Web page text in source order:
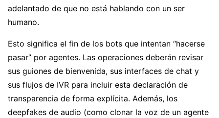
adelantado de que no está hablando con un ser
humano.
Esto significa el fin de los bots que intentan “hacerse
pasar” por agentes. Las operaciones deberán revisar
sus guiones de bienvenida, sus interfaces de chat y
sus flujos de IVR para incluir esta declaración de
transparencia de forma explícita. Además, los
deepfakes de audio (como clonar la voz de un agente